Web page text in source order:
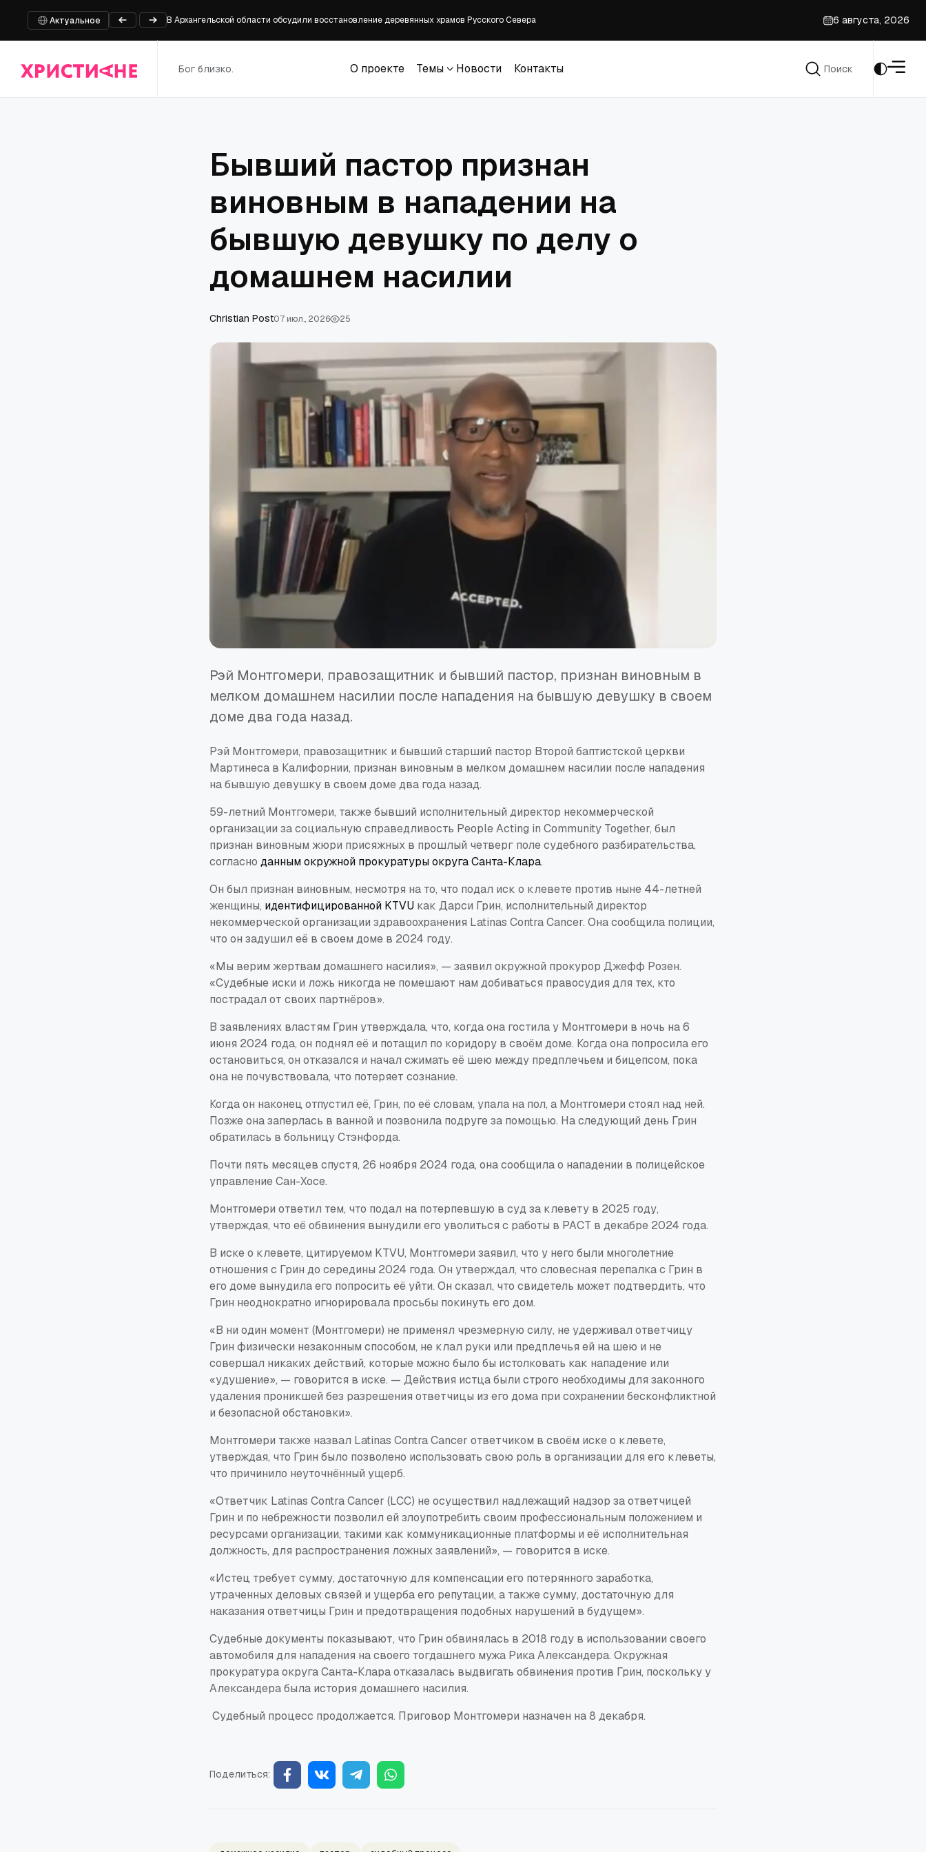
Актуальное Митрополит Каширский Феогност возглавил престольные торжества в Аносином монастыре
Священник Горбунов оценил вероятный визит представителя Ватикана в Москву
В Москву готовится визит высокопоставленного представителя Ватикана
6 августа, 2026
Бог близко.
О проекте
Темы
Новости
Контакты
Поиск
Бывший пастор признан
виновным в нападении на
бывшую девушку по делу о
домашнем насилии
Сhristian Post07 июл., 2026 25
Рэй Монтгомери, правозащитник и бывший пастор, признан виновным в
мелком домашнем насилии после нападения на бывшую девушку в своем
доме два года назад.
Рэй Монтгомери, правозащитник и бывший старший пастор Второй баптистской церкви
Мартинеса в Калифорнии, признан виновным в мелком домашнем насилии после нападения
на бывшую девушку в своем доме два года назад.
59-летний Монтгомери, также бывший исполнительный директор некоммерческой
организации за социальную справедливость People Acting in Community Together, был
признан виновным жюри присяжных в прошлый четверг поле судебного разбирательства,
согласно данным окружной прокуратуры округа Санта-Клара.
Он был признан виновным, несмотря на то, что подал иск о клевете против ныне 44-летней
женщины, идентифицированной KTVU как Дарси Грин, исполнительный директор
некоммерческой организации здравоохранения Latinas Contra Cancer. Она сообщила полиции,
что он задушил её в своем доме в 2024 году.
«Мы верим жертвам домашнего насилия», — заявил окружной прокурор Джефф Розен.
«Судебные иски и ложь никогда не помешают нам добиваться правосудия для тех, кто
пострадал от своих партнёров».
В заявлениях властям Грин утверждала, что, когда она гостила у Монтгомери в ночь на 6
июня 2024 года, он поднял её и потащил по коридору в своём доме. Когда она попросила его
остановиться, он отказался и начал сжимать её шею между предплечьем и бицепсом, пока
она не почувствовала, что потеряет сознание.
Когда он наконец отпустил её, Грин, по её словам, упала на пол, а Монтгомери стоял над ней.
Позже она заперлась в ванной и позвонила подруге за помощью. На следующий день Грин
обратилась в больницу Стэнфорда.
Почти пять месяцев спустя, 26 ноября 2024 года, она сообщила о нападении в полицейское
управление Сан-Хосе.
Монтгомери ответил тем, что подал на потерпевшую в суд за клевету в 2025 году,
утверждая, что её обвинения вынудили его уволиться с работы в PACT в декабре 2024 года.
В иске о клевете, цитируемом KTVU, Монтгомери заявил, что у него были многолетние
отношения с Грин до середины 2024 года. Он утверждал, что словесная перепалка с Грин в
его доме вынудила его попросить её уйти. Он сказал, что свидетель может подтвердить, что
Грин неоднократно игнорировала просьбы покинуть его дом.
«В ни один момент (Монтгомери) не применял чрезмерную силу, не удерживал ответчицу
Грин физически незаконным способом, не клал руки или предплечья ей на шею и не
совершал никаких действий, которые можно было бы истолковать как нападение или
«удушение», — говорится в иске. — Действия истца были строго необходимы для законного
удаления проникшей без разрешения ответчицы из его дома при сохранении бесконфликтной
и безопасной обстановки».
Монтгомери также назвал Latinas Contra Cancer ответчиком в своём иске о клевете,
утверждая, что Грин было позволено использовать свою роль в организации для его клеветы,
что причинило неуточнённый ущерб.
«Ответчик Latinas Contra Cancer (LCC) не осуществил надлежащий надзор за ответчицей
Грин и по небрежности позволил ей злоупотребить своим профессиональным положением и
ресурсами организации, такими как коммуникационные платформы и её исполнительная
должность, для распространения ложных заявлений», — говорится в иске.
«Истец требует сумму, достаточную для компенсации его потерянного заработка,
утраченных деловых связей и ущерба его репутации, а также сумму, достаточную для
наказания ответчицы Грин и предотвращения подобных нарушений в будущем».
Судебные документы показывают, что Грин обвинялась в 2018 году в использовании своего
автомобиля для нападения на своего тогдашнего мужа Рика Александера. Окружная
прокуратура округа Санта-Клара отказалась выдвигать обвинения против Грин, поскольку у
Александера была история домашнего насилия.
Судебный процесс продолжается. Приговор Монтгомери назначен на 8 декабря.
Поделиться: